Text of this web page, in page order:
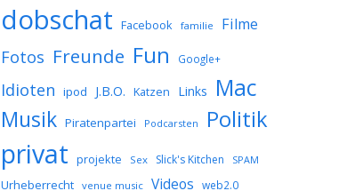
dobschat Facebook familie Filme
Fotos Freunde Fun Google+
Idioten ipod J.B.O. Katzen Links Mac
Musik Piratenpartei Podcarsten Politik
privat projekte Sex Slick's Kitchen SPAM
Urheberrecht venue music Videos web2.0